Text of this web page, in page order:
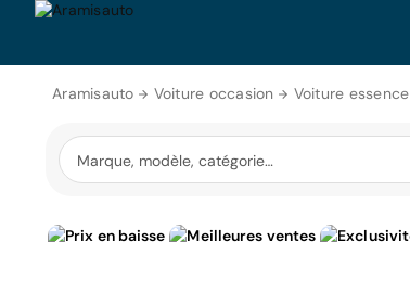
Aramisauto Voiture occasion Voiture essence